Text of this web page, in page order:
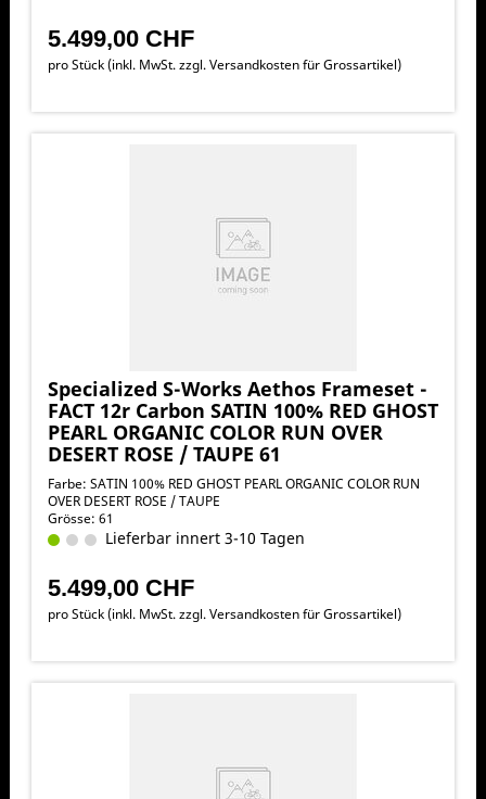
5.499,00 CHF
pro Stück (inkl. MwSt. zzgl.Versandkosten für Grossartikel)
Specialized S-Works Aethos Frameset -
FACT 12r Carbon SATIN 100% RED GHOST
PEARL ORGANIC COLOR RUN OVER
DESERT ROSE / TAUPE 61
Farbe: SATIN 100% RED GHOST PEARL ORGANIC COLOR RUN
OVER DESERT ROSE / TAUPE
Grösse: 61
Lieferbar innert 3-10 Tagen
5.499,00 CHF
pro Stück (inkl. MwSt. zzgl.Versandkosten für Grossartikel)